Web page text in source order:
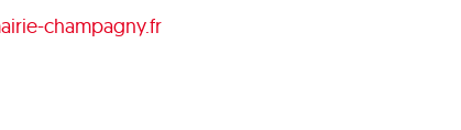
champagny.fr